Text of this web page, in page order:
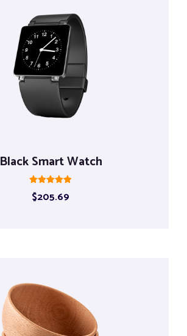
Black Smart Watch
5.00
$205.69